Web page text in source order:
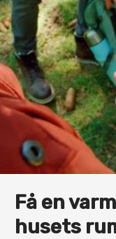
Få en
husets